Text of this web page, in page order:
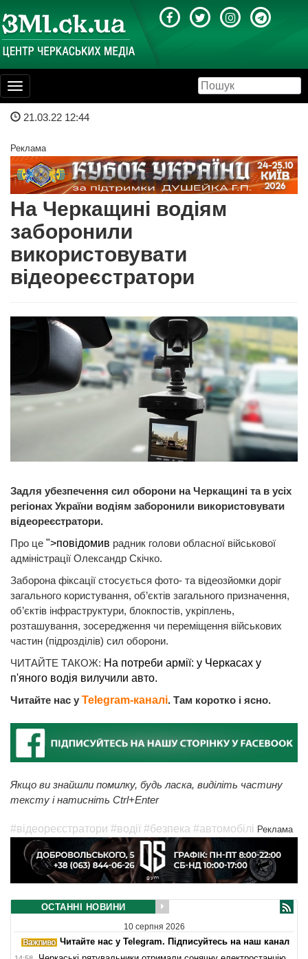
Toggle
navigation
21.03.22 12:44
Реклама
На Черкащині водіям
заборонили
використовувати
відеореєстратори
Задля убезпечення сил оборони на Черкащині та в усіх
регіонах України водіям заборонили використовувати
відеореєстратори.
Про це ">повідомив радник голови обласної військової
адміністрації Олександр Скічко.
Заборона фіксації стосується фото- та відеозйомки доріг
загального користування, об’єктів загального призначення,
об’єктів інфраструктури, блокпостів, укріплень,
розташування, зосередження чи переміщення військових
частин (підрозділів) сил оборони.
ЧИТАЙТЕ ТАКОЖ: На потреби армії: у Черкасах у
п'яного водія вилучили авто.
Читайте нас у Telegram-каналі. Там коротко і ясно.
Якщо ви знайшли помилку, будь ласка, виділіть частину
тексту і натисніть Ctrl+Enter
#відеореєстратори #водії #безпека #автомобілі Реклама
ОСТАННІ НОВИНИ
10 серпня 2026
Читайте нас у Telegram. Підписуйтесь на наш канал